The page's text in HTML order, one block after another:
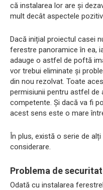
că instalarea lor are și
mult decât aspectele
Dacă inițial proiectul casei
ferestre panoramice în ea,
adauge o astfel de poftă
vor trebui eliminate și
din nou rezolvat. Toate
permisiunii pentru astfel de
competente. Și dacă va fi
acest sens este o mare
În plus, există o serie de
considerare.
Problema de
Odată cu instalarea